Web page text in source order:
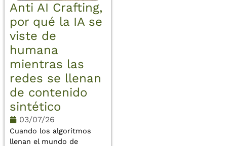
Anti AI Crafting,
por qué la IA se
viste de
humana
mientras las
redes se llenan
de contenido
sintético
03/07/26
Cuando los algoritmos
llenan el mundo de